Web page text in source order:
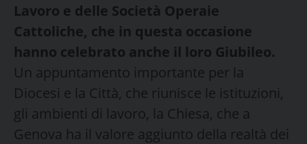
Lavoro e delle Società Operaie
Cattoliche, che in questa occasione
hanno celebrato anche il loro Giubileo.
Un appuntamento importante per la
Diocesi e la Città, che riunisce le istituzioni,
gli ambienti di lavoro, la Chiesa, che a
Genova ha il valore aggiunto della realtà dei